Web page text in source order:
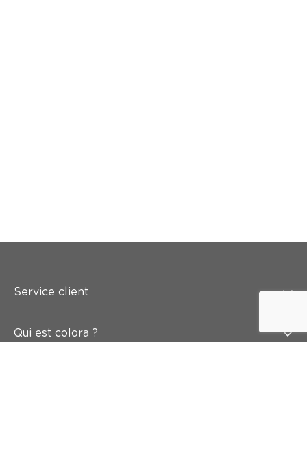
Service client
Qui est colora ?